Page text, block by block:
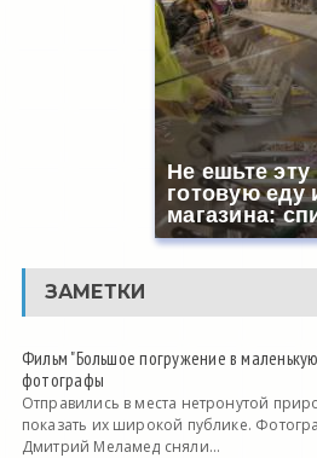
Не ешьте эту
готовую еду
магазина:
ЗАМЕТКИ
Фильм "Большое погружение в
фотографы
Отправились в места нетронутой
показать их широкой публике.
Дмитрий Меламед сняли...